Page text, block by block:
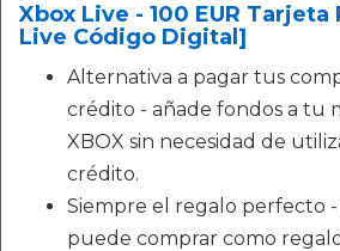
Xbox Live - 100 EUR Tarjeta
Live Código Digital]
Alternativa a pagar tus
crédito - añade fondos a tu
XBOX sin necesidad de
crédito.
Siempre el regalo perfecto
puede comprar como